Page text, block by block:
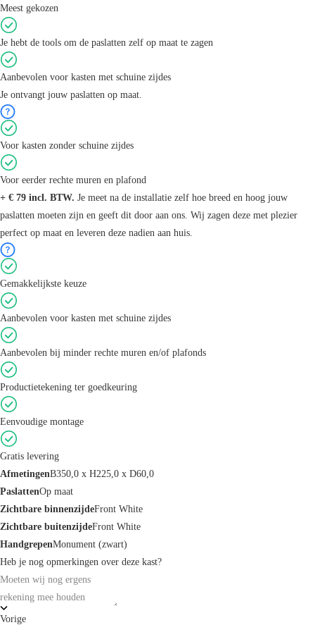
Meest gekozen
Je hebt de tools om de paslatten zelf op maat te zagen
Aanbevolen voor kasten met schuine zijdes
Je ontvangt jouw paslatten op maat.
Voor kasten zonder schuine zijdes
Voor eerder rechte muren en plafond
+ € 79 incl. BTW. Je meet na de installatie zelf hoe breed en hoog jouw
paslatten moeten zijn en geeft dit door aan ons. Wij zagen deze met plezier
perfect op maat en leveren deze nadien aan huis.
Gemakkelijkste keuze
Aanbevolen voor kasten met schuine zijdes
Aanbevolen bij minder rechte muren en/of plafonds
Productietekening ter goedkeuring
Eenvoudige montage
Gratis levering
AfmetingenB350,0 x H225,0 x D60,0
PaslattenOp maat
Zichtbare binnenzijdeFront White
Zichtbare buitenzijdeFront White
HandgrepenMonument (zwart)
Heb je nog opmerkingen over deze kast?
Vorige